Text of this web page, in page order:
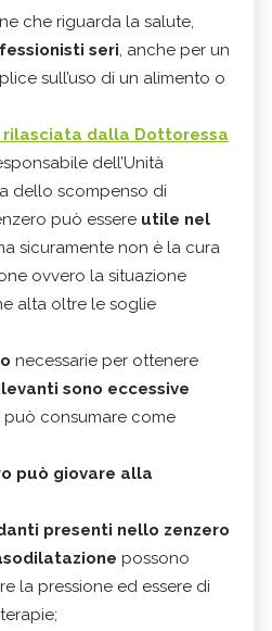
che riguarda la salute,
seri, anche per un
sull’uso di un alimento o
dalla Dottoressa
dell’Unità
dello scompenso di
può essere utile nel
sicuramente non è la cura
ovvero la situazione
alta oltre le soglie
necessarie per ottenere
sono eccessive
consumare come
può giovare alla
presenti nello zenzero
possono
la pressione ed essere di